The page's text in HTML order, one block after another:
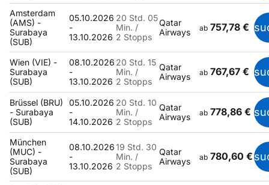
Amsterdam
(AMS) -
Surabaya
(SUB)
05.10.2026
-
13.10.2026
20 Std. 05
Min. /
2 Stopps
Qatar
Airways
ab 757,78 €
Wien (VIE) -
Surabaya
(SUB)
08.10.2026
-
13.10.2026
20 Std. 15
Min. /
2 Stopps
Qatar
Airways
ab 767,67 €
Brüssel (BRU)
- Surabaya
(SUB)
05.10.2026
-
14.10.2026
20 Std. 10
Min. /
2 Stopps
Qatar
Airways
ab 778,86 €
München
(MUC) -
Surabaya
(SUB)
08.10.2026
-
13.10.2026
19 Std. 30
Min. /
2 Stopps
Qatar
Airways
ab 780,60 €